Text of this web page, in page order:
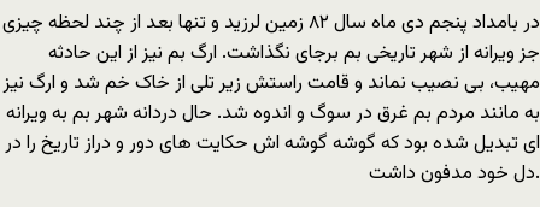
در بامداد پنجم دی ماه سال ۸۲ زمین لرزید و تنها بعد از چند لحظه چیزی
جز ویرانه از شهر تاریخی بم برجای نگذاشت. ارگ بم نیز از این حادثه
مهیب، بی نصیب نماند و قامت راستش زیر تلی از خاک خم شد و ارگ نیز
به مانند مردم بم غرق در سوگ و اندوه شد. حال دردانه شهر بم به ویرانه
ای تبدیل شده بود که گوشه گوشه اش حکایت های دور و دراز تاریخ را در
دل خود مدفون داشت.